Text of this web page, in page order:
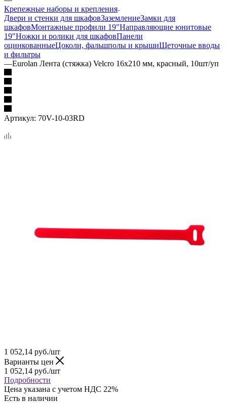
Крепежные наборы и крепления
Двери и стенки для шкафовЗаземлениеЗамки для
шкафовМонтажные профили 19"Направляющие юнитовые
19"Ножки и ролики для шкафовПанели
оцинкованныеЦоколи, фальшполы и крышиЩеточные вводы
и фильтры
—Eurolan Лента (стяжка) Velcro 16x210 мм, красный, 10шт/уп
Артикул: 70V-10-03RD
1 052,14 руб./шт
Варианты цен
1 052,14 руб./шт
Подробности
Цена указана с учетом НДС 22%
Есть в наличии